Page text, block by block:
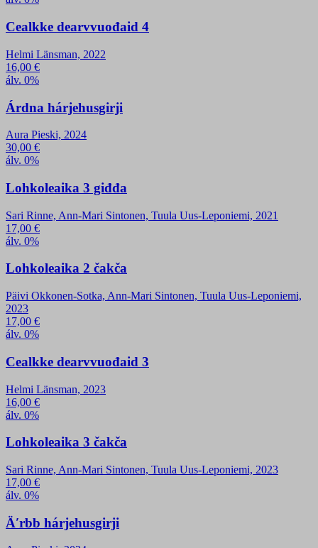
Cealkke dearvvuođaid 4
Helmi Länsman, 2022
16,00 €
álv. 0%
Árdna hárjehusgirji
Aura Pieski, 2024
30,00 €
álv. 0%
Lohkoleaika 3 giđđa
Sari Rinne, Ann-Mari Sintonen, Tuula Uus-Leponiemi, 2021
17,00 €
álv. 0%
Lohkoleaika 2 čakča
Päivi Okkonen-Sotka, Ann-Mari Sintonen, Tuula Uus-Leponiemi,
2023
17,00 €
álv. 0%
Cealkke dearvvuođaid 3
Helmi Länsman, 2023
16,00 €
álv. 0%
Lohkoleaika 3 čakča
Sari Rinne, Ann-Mari Sintonen, Tuula Uus-Leponiemi, 2023
17,00 €
álv. 0%
Äʹrbb hárjehusgirji